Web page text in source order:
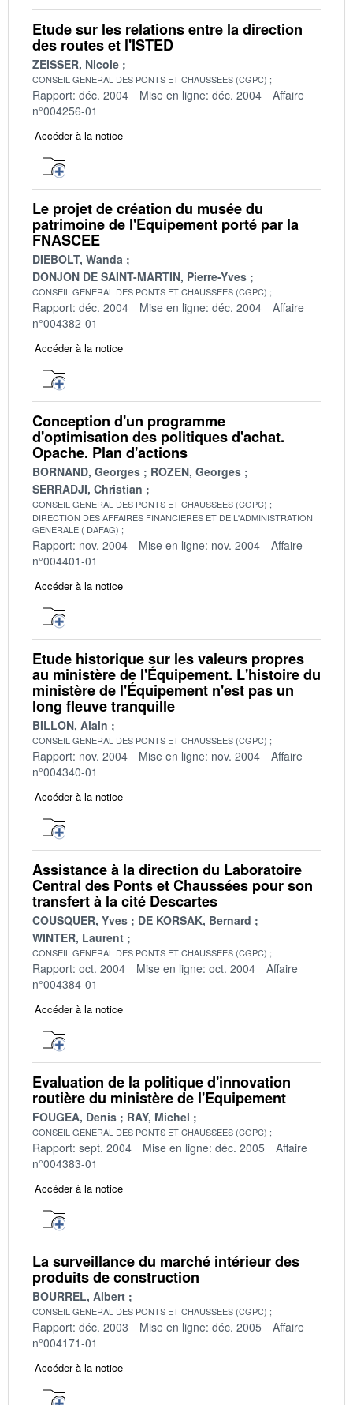
Etude sur les relations entre la direction
des routes et l'ISTED
ZEISSER, Nicole
CONSEIL GENERAL DES PONTS ET CHAUSSEES (CGPC)
Rapport: déc. 2004 Mise en ligne: déc. 2004
Affaire
n°004256-01
Accéder à la notice
Le projet de création du musée du
patrimoine de l'Equipement porté par la
FNASCEE
DIEBOLT, Wanda
DONJON DE SAINT-MARTIN, Pierre-Yves
CONSEIL GENERAL DES PONTS ET CHAUSSEES (CGPC)
Rapport: déc. 2004 Mise en ligne: déc. 2004
Affaire
n°004382-01
Accéder à la notice
Conception d'un programme
d'optimisation des politiques d'achat.
Opache. Plan d'actions
BORNAND, Georges
ROZEN, Georges
SERRADJI, Christian
CONSEIL GENERAL DES PONTS ET CHAUSSEES (CGPC)
DIRECTION DES AFFAIRES FINANCIERES ET DE L'ADMINISTRATION
GENERALE ( DAFAG)
Rapport: nov. 2004 Mise en ligne: nov. 2004
Affaire
n°004401-01
Accéder à la notice
Etude historique sur les valeurs propres
au ministère de l'Équipement. L'histoire du
ministère de l'Équipement n'est pas un
long fleuve tranquille
BILLON, Alain
CONSEIL GENERAL DES PONTS ET CHAUSSEES (CGPC)
Rapport: nov. 2004 Mise en ligne: nov. 2004
Affaire
n°004340-01
Accéder à la notice
Assistance à la direction du Laboratoire
Central des Ponts et Chaussées pour son
transfert à la cité Descartes
COUSQUER, Yves
DE KORSAK, Bernard
WINTER, Laurent
CONSEIL GENERAL DES PONTS ET CHAUSSEES (CGPC)
Rapport: oct. 2004 Mise en ligne: oct. 2004
Affaire
n°004384-01
Accéder à la notice
Evaluation de la politique d'innovation
routière du ministère de l'Equipement
FOUGEA, Denis RAY, Michel
CONSEIL GENERAL DES PONTS ET CHAUSSEES (CGPC)
Rapport: sept. 2004 Mise en ligne: déc. 2005
Affaire
n°004383-01
Accéder à la notice
La surveillance du marché intérieur des
produits de construction
BOURREL, Albert
CONSEIL GENERAL DES PONTS ET CHAUSSEES (CGPC)
Rapport: déc. 2003 Mise en ligne: déc. 2005
Affaire
n°004171-01
Accéder à la notice